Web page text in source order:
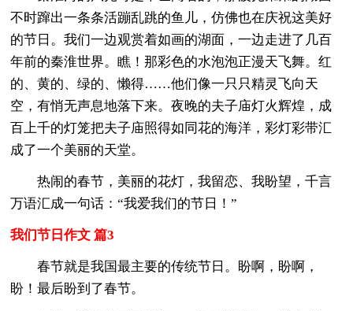
不时蹿出一条条活蹦乱跳的鱼儿，仿佛也在庆祝这美好
的节日。我们一边观赏着如画的湖面，一边走进了几百
年前的秦淮世界。瞧！那彩色的水泡泡正漫天飞舞。红
的、黄的、绿的、懒得……他们像一只只精灵飞向天
空，有悄无声息地落下来。夜晚的夫子庙灯火辉煌，成
百上千的灯笼把夫子庙照得如同花的海洋，彩灯彩带汇
成了一个美丽的天堂。
热闹的春节，美丽的花灯，我留恋、我盼望，千言
万语汇成一句话：“我爱我们的节日！”
我们节日作文 篇3
春节就是我国最主要的传统节日。盼啊，盼啊，
盼！最后盼到了春节。